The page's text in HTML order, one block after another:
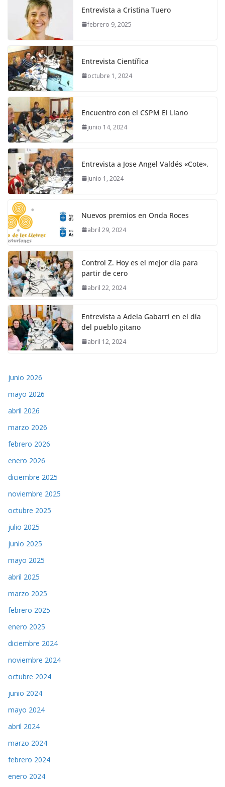
Entrevista a Cristina Tuero
febrero 9, 2025
Entrevista Científica
octubre 1, 2024
Encuentro con el CSPM El Llano
junio 14, 2024
Entrevista a Jose Angel Valdés «Cote».
junio 1, 2024
Nuevos premios en Onda Roces
abril 29, 2024
Control Z. Hoy es el mejor día para
partir de cero
abril 22, 2024
Entrevista a Adela Gabarri en el día
del pueblo gitano
abril 12, 2024
junio 2026
mayo 2026
abril 2026
marzo 2026
febrero 2026
enero 2026
diciembre 2025
noviembre 2025
octubre 2025
julio 2025
junio 2025
mayo 2025
abril 2025
marzo 2025
febrero 2025
enero 2025
diciembre 2024
noviembre 2024
octubre 2024
junio 2024
mayo 2024
abril 2024
marzo 2024
febrero 2024
enero 2024